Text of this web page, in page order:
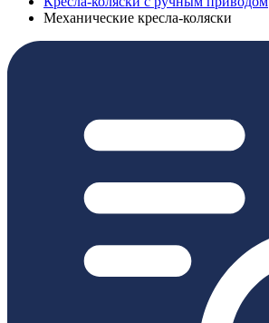
Механические кресла-коляски